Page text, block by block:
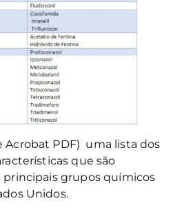
Acrobat PDF) uma lista dos
que são
principais grupos químicos
Unidos.